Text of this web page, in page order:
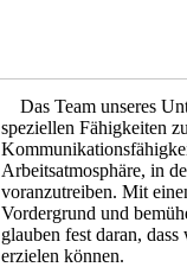
Das Team unseres
speziellen Fähigkeiten
Arbeitsatmosphäre, in
voranzutreiben. Mit
Vordergrund und
glauben fest daran,
erzielen können.